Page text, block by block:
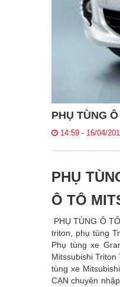
PHỤ TÙNG
14:59 - 16/04/
PHỤ
Ô TÔ
PHỤ TÙNG Ô
triton, phụ tùng
Phụ tùng xe
Mitssubishi
tùng xe
CẠN chuyên